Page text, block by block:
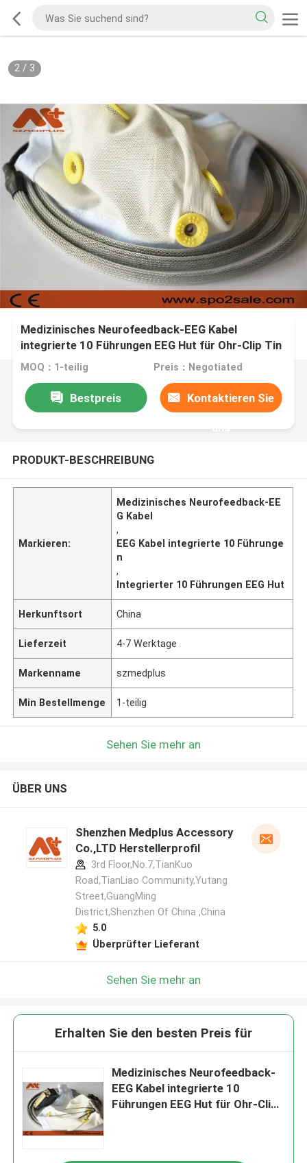
2/ 3
Medizinisches Neurofeedback-EEG Kabel
integrierte 10 Führungen EEG Hut für Ohr-Clip Tin
Electrode
MOQ：1-teilig Preis：Negotiated
Bestpreis Kontaktieren Sie
uns
PRODUKT-BESCHREIBUNG
Markieren:
Medizinisches Neurofeedback-EE
G Kabel
,
EEG Kabel integrierte 10 Führunge
n
,
Integrierter 10 Führungen EEG Hut
Herkunftsort China
Lieferzeit 4-7 Werktage
Markenname szmedplus
Min Bestellmenge 1-teilig
Sehen Sie mehr an
ÜBER UNS
Shenzhen Medplus Accessory
Co.,LTD Herstellerprofil
3rd Floor,No.7,TianKuo
Road,TianLiao Community,Yutang
Street,GuangMing
District,Shenzhen Of China ,China
5.0
Überprüfter Lieferant
Sehen Sie mehr an
Erhalten Sie den besten Preis für
Medizinisches Neurofeedback-
EEG Kabel integrierte 10
Führungen EEG Hut für Ohr-Clip